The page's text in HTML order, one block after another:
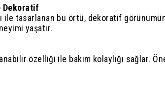
Dekoratif
ile tasarlanan bu örtü, dekoratif
yaşatır.
özelliği ile bakım kolaylığı sağlar.